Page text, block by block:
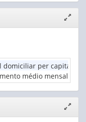
apenas
valor):
(1)
janela
per capita em
médio mensal
janela